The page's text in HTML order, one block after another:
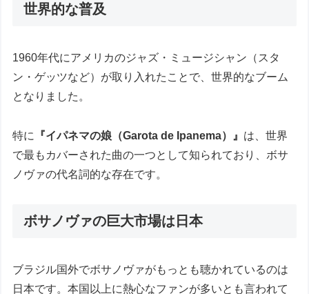
世界的な普及
1960年代にアメリカのジャズ・ミュージシャン（スタ
ン・ゲッツなど）が取り入れたことで、世界的なブーム
となりました。
特に 『イパネマの娘（Garota de Ipanema）』 は、世界
で最もカバーされた曲の一つとして知られており、ボサ
ノヴァの代名詞的な存在です。
ボサノヴァの巨大市場は日本
ブラジル国外でボサノヴァがもっとも聴かれているのは
日本です。本国以上に熱心なファンが多いとも言われて